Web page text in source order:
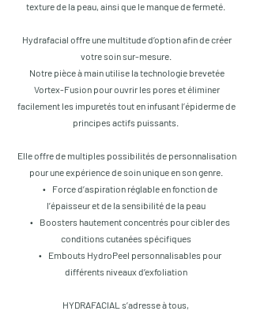
texture de la peau, ainsi que le manque de fermeté.
Hydrafacial offre une multitude d’option afin de créer
votre soin sur-mesure.
Notre pièce à main utilise la technologie brevetée
Vortex-Fusion pour ouvrir les pores et éliminer
facilement les impuretés tout en infusant l’épiderme de
principes actifs puissants.
Elle offre de multiples possibilités de personnalisation
pour une expérience de soin unique en son genre.
• Force d’aspiration réglable en fonction de
l’épaisseur et de la sensibilité de la peau
• Boosters hautement concentrés pour cibler des
conditions cutanées spécifiques
• Embouts HydroPeel personnalisables pour
différents niveaux d’exfoliation
HYDRAFACIAL s’adresse à tous,